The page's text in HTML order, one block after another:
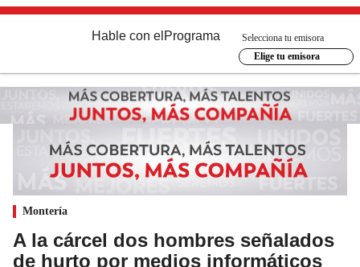
Hable con el Programa
Selecciona tu emisora
Elige tu emisora
Montería
A la cárcel dos hombres señalados
de hurto por medios informáticos